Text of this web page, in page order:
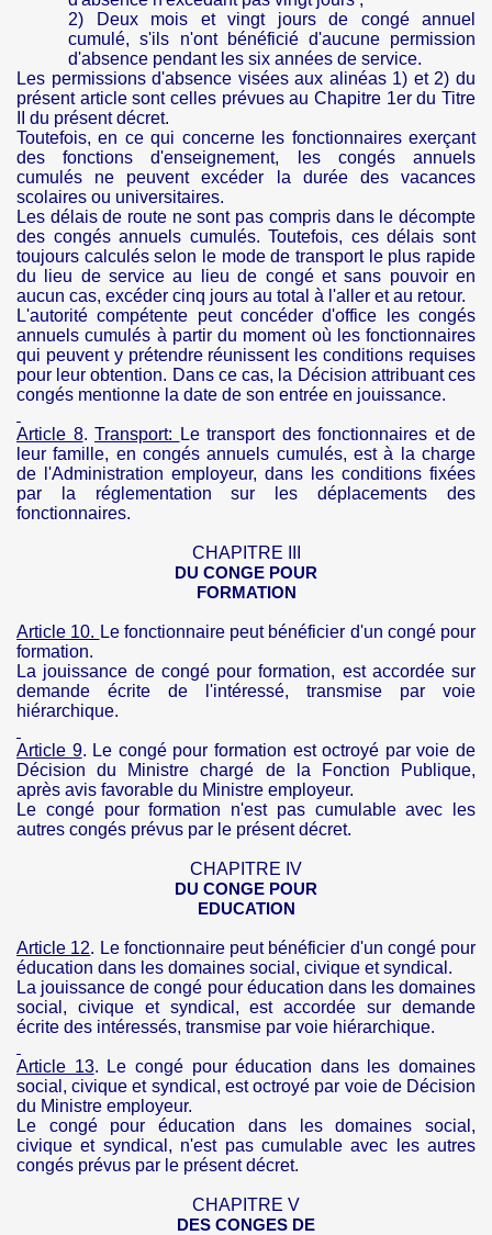
2) Deux mois et vingt jours de congé annuel
cumulé, s'ils n'ont bénéficié d'aucune permission
d'absence pendant les six années de service.
Les permissions d'absence visées aux alinéas 1) et 2) du
présent article sont celles prévues au Chapitre 1er du Titre
II du présent décret.
Toutefois, en ce qui concerne les fonctionnaires exerçant
des fonctions d'enseignement, les congés annuels
cumulés ne peuvent excéder la durée des vacances
scolaires ou universitaires.
Les délais de route ne sont pas compris dans le décompte
des congés annuels cumulés. Toutefois, ces délais sont
toujours calculés selon le mode de transport le plus rapide
du lieu de service au lieu de congé et sans pouvoir en
aucun cas, excéder cinq jours au total à l'aller et au retour.
L'autorité compétente peut concéder d'office les congés
annuels cumulés à partir du moment où les fonctionnaires
qui peuvent y prétendre réunissent les conditions requises
pour leur obtention. Dans ce cas, la Décision attribuant ces
congés mentionne la date de son entrée en jouissance.
Article 8. Transport:
Le transport des fonctionnaires et de
leur famille, en congés annuels cumulés, est à la charge
de l'Administration employeur, dans les conditions fixées
par la réglementation sur les déplacements des
fonctionnaires.
CHAPITRE III
DU CONGE POUR
FORMATION
Article 10. Le fonctionnaire peut bénéficier d'un congé pour
formation.
La jouissance de congé pour formation, est accordée sur
demande écrite de l'intéressé, transmise par voie
hiérarchique.
Article 9. Le congé pour formation est octroyé par voie de
Décision du Ministre chargé de la Fonction Publique,
après avis favorable du Ministre employeur.
Le congé pour formation n'est pas cumulable avec les
autres congés prévus par le présent décret.
CHAPITRE IV
DU CONGE POUR
EDUCATION
Article 12. Le fonctionnaire peut bénéficier d'un congé pour
éducation dans les domaines social, civique et syndical.
La jouissance de congé pour éducation dans les domaines
social, civique et syndical, est accordée sur demande
écrite des intéressés, transmise par voie hiérarchique.
Article 13. Le congé pour éducation dans les domaines
social, civique et syndical, est octroyé par voie de Décision
du Ministre employeur.
Le congé pour éducation dans les domaines social,
civique et syndical, n'est pas cumulable avec les autres
congés prévus par le présent décret.
CHAPITRE V
DES CONGES DE